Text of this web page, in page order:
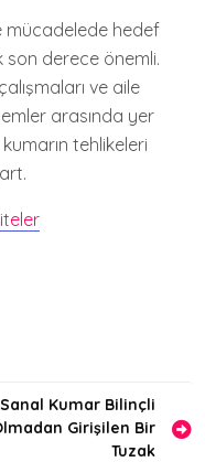
mücadelede hedef
derece önemli.
ve aile
arasında yer
tehlikeleri
Sanal Kumar Bilinçli
Girişilen Bir
Tuzak